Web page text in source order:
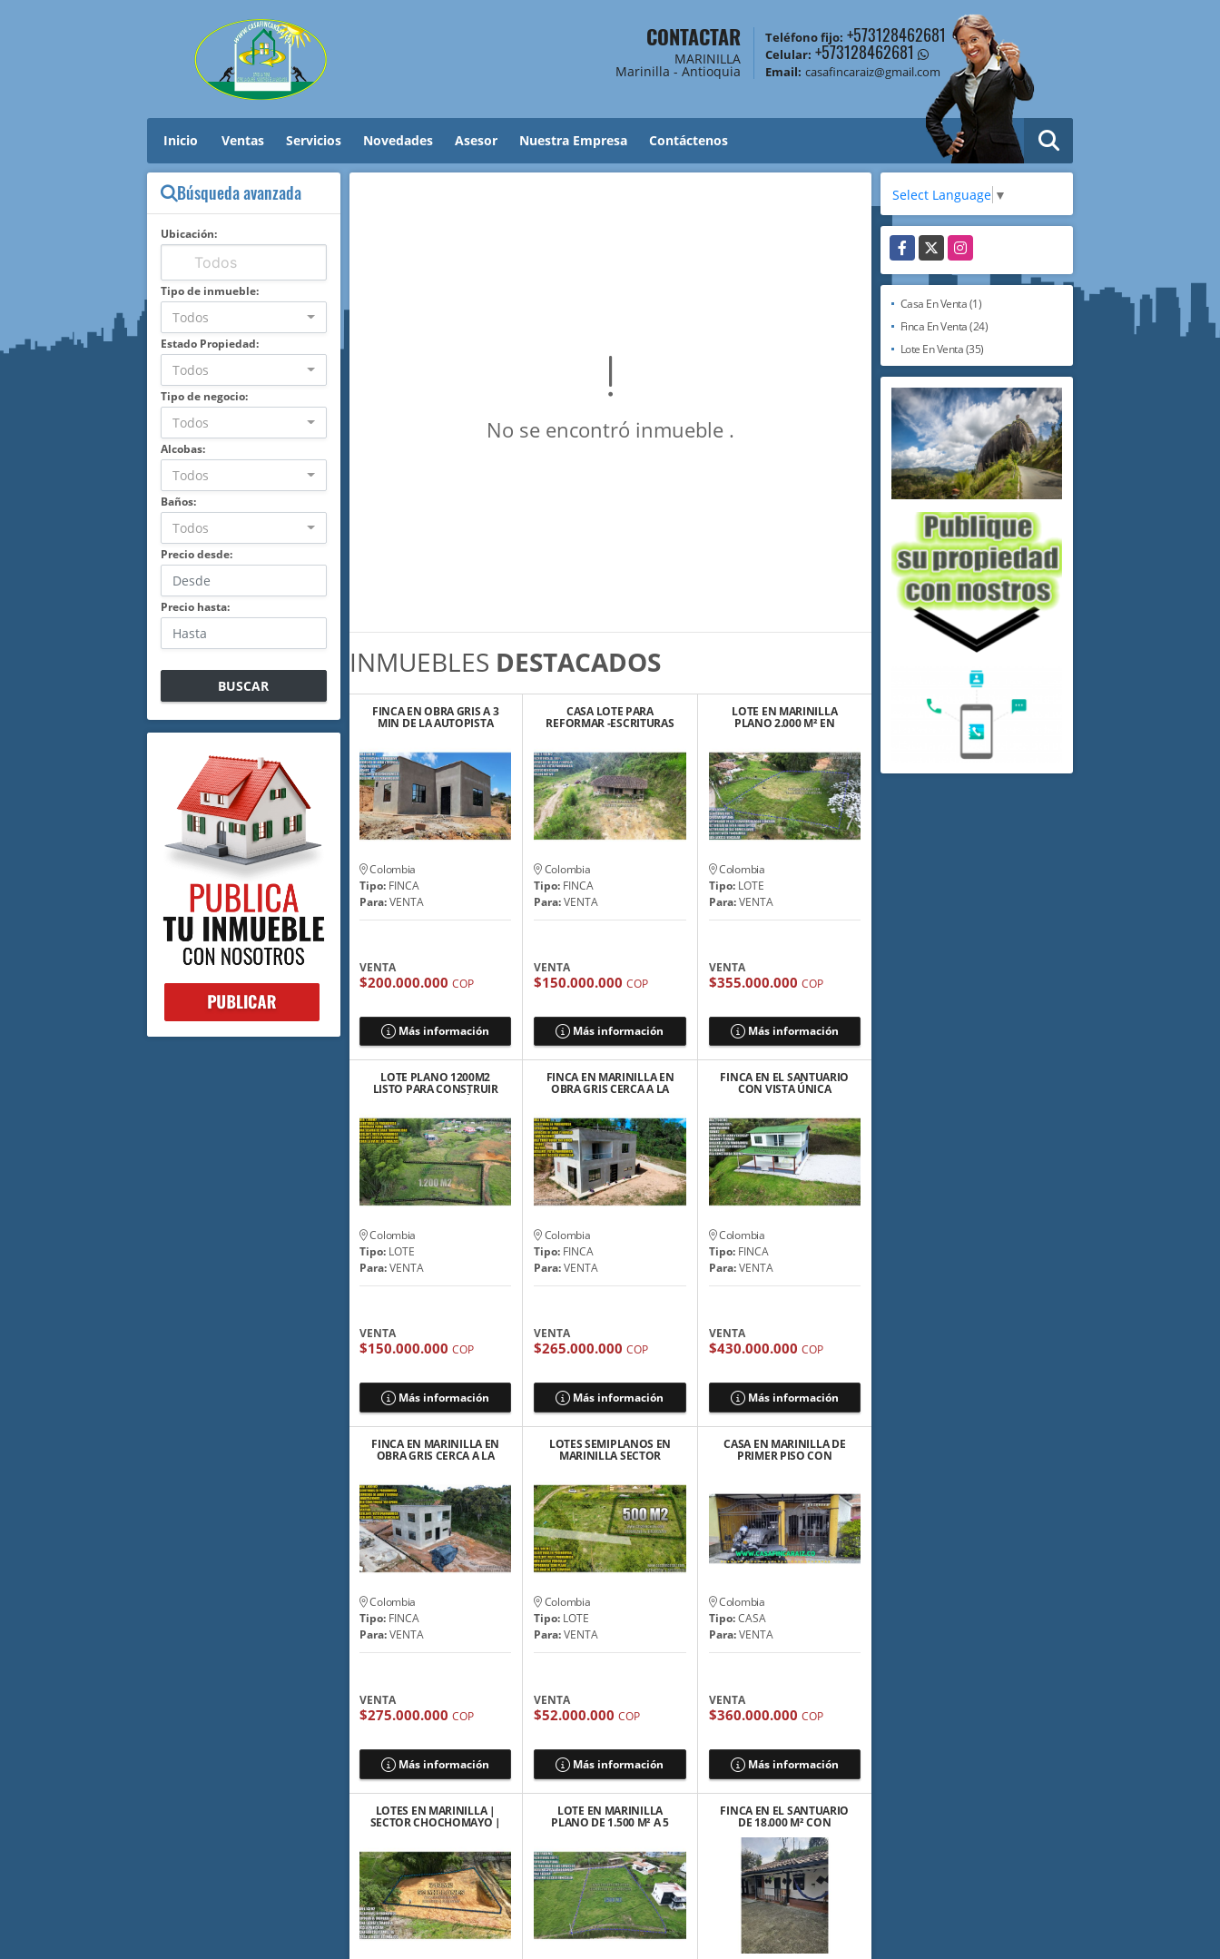
CONTACTAR
MARINILLA
Marinilla - Antioquia
Teléfono fijo: +573128462681
Celular: +573128462681
Email: casafincaraiz@gmail.com
Inicio Ventas Servicios Novedades Asesor Nuestra Empresa Contáctenos
Búsqueda avanzada
Ubicación:
Tipo de inmueble:
Todos
Estado Propiedad:
Todos
Tipo de negocio:
Todos
Alcobas:
Todos
Baños:
Todos
Precio desde:
Precio hasta:
BUSCAR
No se encontró inmueble .
INMUEBLES DESTACADOS
FINCA EN OBRA GRIS A 3
MIN DE LA AUTOPISTA
Colombia
Tipo: FINCA
Para:VENTA
VENTA
$200.000.000 COP
Más información
CASA LOTE PARA
REFORMAR -ESCRITURAS
Colombia
Tipo: FINCA
Para:VENTA
VENTA
$150.000.000COP
Más información
LOTE EN MARINILLA
PLANO 2.000 M² EN
Colombia
Tipo:LOTE
Para:VENTA
VENTA
$355.000.000 COP
Más información
LOTE PLANO 1200M2
LISTO PARA CONSTRUIR
Colombia
Tipo: LOTE
Para:VENTA
VENTA
$150.000.000 COP
Más información
FINCA EN MARINILLA EN
OBRA GRIS CERCA A LA
Colombia
Tipo: FINCA
Para:VENTA
VENTA
$265.000.000COP
Más información
FINCA EN EL SANTUARIO
CON VISTA ÚNICA
Colombia
Tipo:FINCA
Para:VENTA
VENTA
$430.000.000 COP
Más información
FINCA EN MARINILLA EN
OBRA GRIS CERCA A LA
Colombia
Tipo: FINCA
Para:VENTA
VENTA
$275.000.000 COP
Más información
LOTES SEMIPLANOS EN
MARINILLA SECTOR
Colombia
Tipo: LOTE
Para:VENTA
VENTA
$52.000.000COP
Más información
CASA EN MARINILLA DE
PRIMER PISO CON
Colombia
Tipo:CASA
Para:VENTA
VENTA
$360.000.000 COP
Más información
LOTES EN MARINILLA |
SECTOR CHOCHOMAYO |
LOTE EN MARINILLA
PLANO DE 1.500 M² A 5
FINCA EN EL SANTUARIO
DE 18.000 M² CON
CABALLERIZAS
Select Language ▼
Facebook
X Instagram
Casa En Venta (1)
Finca En Venta (24)
Lote En Venta (35)